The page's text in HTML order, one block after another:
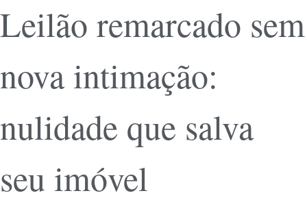
Leilão remarcado sem
nova intimação:
nulidade que salva
seu imóvel